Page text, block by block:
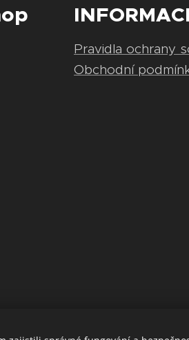
Pravidla ochrany
Obchodní